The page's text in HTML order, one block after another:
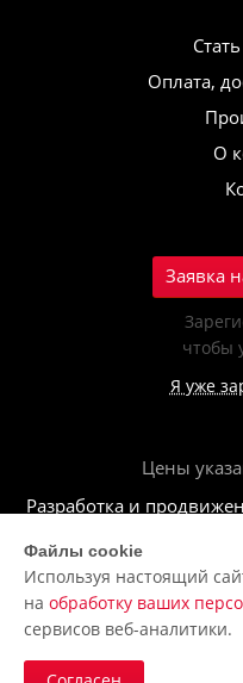
Оплата,
О
Заявка
чтобы
Я уже
Цены
Разработка и
© ООО
Политика
Файлы cookie
Используя настоящий
на обработку ваших
сервисов веб-аналитики.